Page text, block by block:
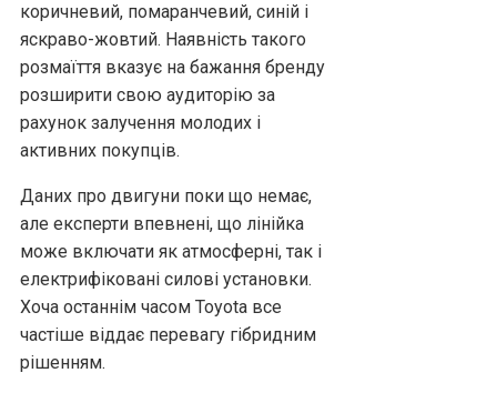
коричневий, помаранчевий, синій і
яскраво-жовтий. Наявність такого
розмаїття вказує на бажання бренду
розширити свою аудиторію за
рахунок залучення молодих і
активних покупців.
Даних про двигуни поки що немає,
але експерти впевнені, що лінійка
може включати як атмосферні, так і
електрифіковані силові установки.
Хоча останнім часом Toyota все
частіше віддає перевагу гібридним
рішенням.